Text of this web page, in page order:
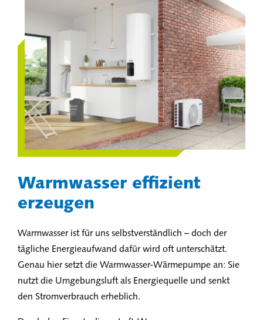
Warmwasser effizient
erzeugen
Warmwasser ist für uns selbstverständlich – doch der
tägliche Energieaufwand dafür wird oft unterschätzt.
Genau hier setzt die Warmwasser-Wärmepumpe an: Sie
nutzt die Umgebungsluft als Energiequelle und senkt
den Stromverbrauch erheblich.